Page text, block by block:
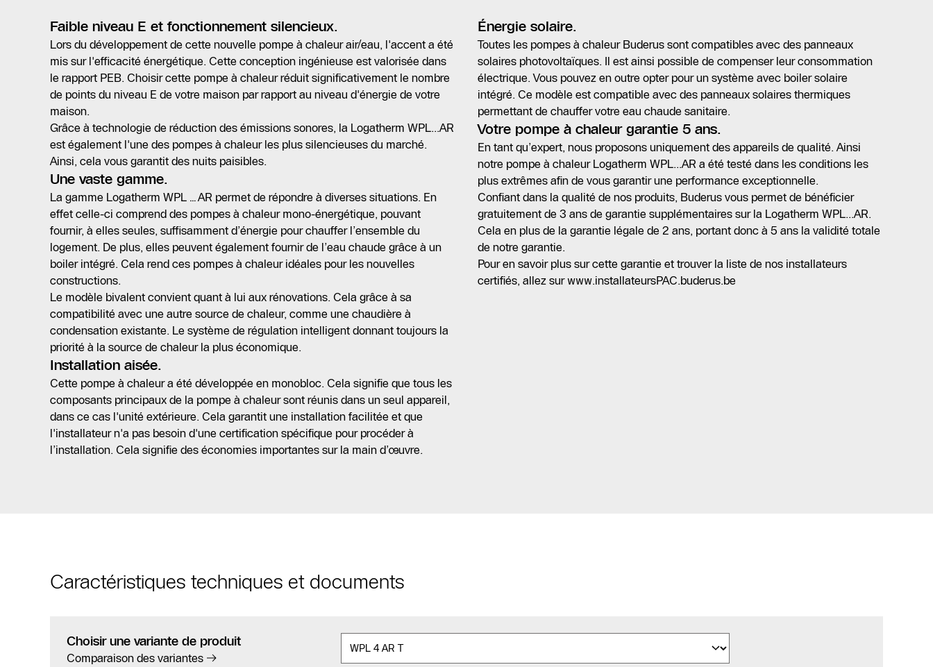
Faible niveau E et fonctionnement silencieux.
Lors du développement de cette nouvelle pompe à chaleur air/eau, l'accent a été
mis sur l'efficacité énergétique. Cette conception ingénieuse est valorisée dans
le rapport PEB. Choisir cette pompe à chaleur réduit significativement le nombre
de points du niveau E de votre maison par rapport au niveau d'énergie de votre
maison.
Grâce à technologie de réduction des émissions sonores, la Logatherm WPL...AR
est également l'une des pompes à chaleur les plus silencieuses du marché.
Ainsi, cela vous garantit des nuits paisibles.
Une vaste gamme.
La gamme Logatherm WPL…AR permet de répondre à diverses situations. En
effet celle-ci comprend des pompes à chaleur mono-énergétique, pouvant
fournir, à elles seules, suffisamment d’énergie pour chauffer l’ensemble du
logement. De plus, elles peuvent également fournir de l’eau chaude grâce à un
boiler intégré. Cela rend ces pompes à chaleur idéales pour les nouvelles
constructions.
Le modèle bivalent convient quant à lui aux rénovations. Cela grâce à sa
compatibilité avec une autre source de chaleur, comme une chaudière à
condensation existante. Le système de régulation intelligent donnant toujours la
priorité à la source de chaleur la plus économique.
Installation aisée.
Cette pompe à chaleur a été développée en monobloc. Cela signifie que tous les
composants principaux de la pompe à chaleur sont réunis dans un seul appareil,
dans ce cas l'unité extérieure. Cela garantit une installation facilitée et que
l'installateur n'a pas besoin d'une certification spécifique pour procéder à
l’installation. Cela signifie des économies importantes sur la main d’œuvre.
Énergie solaire.
Toutes les pompes à chaleur Buderus sont compatibles avec des panneaux
solaires photovoltaïques. Il est ainsi possible de compenser leur consommation
électrique. Vous pouvez en outre opter pour un système avec boiler solaire
intégré. Ce modèle est compatible avec des panneaux solaires thermiques
permettant de chauffer votre eau chaude sanitaire.
Votre pompe à chaleur garantie 5 ans.
En tant qu’expert, nous proposons uniquement des appareils de qualité. Ainsi
notre pompe à chaleur Logatherm WPL...AR a été testé dans les conditions les
plus extrêmes afin de vous garantir une performance exceptionnelle.
Confiant dans la qualité de nos produits, Buderus vous permet de bénéficier
gratuitement de 3 ans de garantie supplémentaires sur la Logatherm WPL...AR.
Cela en plus de la garantie légale de 2 ans, portant donc à 5 ans la validité totale
de notre garantie.
Pour en savoir plus sur cette garantie et trouver la liste de nos installateurs
certifiés, allez sur www.installateursPAC.buderus.be
Caractéristiques techniques et documents
Choisir une variante de produit
Comparaison des variantes